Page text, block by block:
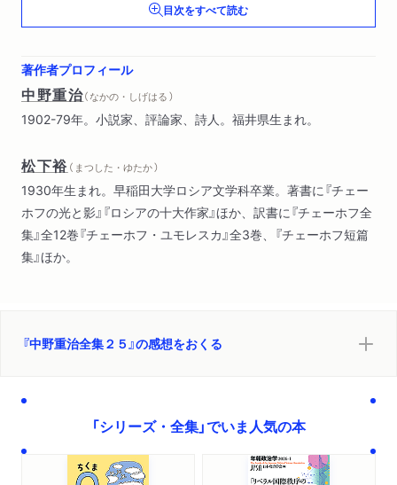
目次をすべて読む
著作者プロフィール
中野重治（ なかの・しげはる ）
1902-79年。小説家、評論家、詩人。福井県生まれ。
松下裕 （ まつした・ゆたか ）
1930年生まれ。早稲田大学ロシア文学科卒業。著書に『チェー
ホフの光と影』『ロシアの十大作家』ほか、訳書に『チェーホフ全
集』全12巻『チェーホフ・ユモレスカ』全3巻、『チェーホフ短篇
集』ほか。
『中野重治全集２５』の感想をおくる
「シリーズ・全集」でいま人気の本